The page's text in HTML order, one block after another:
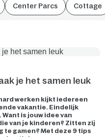
Center Parcs Cottage
je het samen leuk
werken kijkt iedereen
vakantie. Eindelijk
is jouw idee van
van je kinderen? Zitten zij
te gamen? Met deze 9 tips